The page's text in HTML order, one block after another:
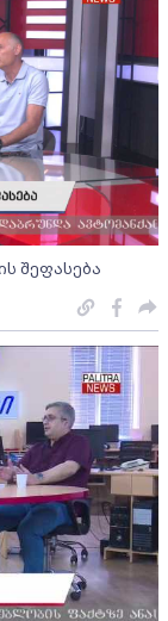
შეფასება